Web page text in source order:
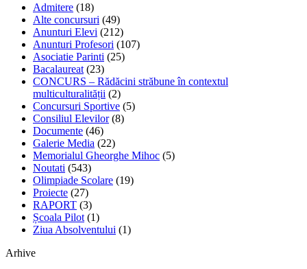
Admitere (18)
Alte concursuri (49)
Anunturi Elevi (212)
Anunturi Profesori (107)
Asociatie Parinti (25)
Bacalaureat (23)
CONCURS – Rădăcini străbune în contextul
multiculturalității (2)
Concursuri Sportive (5)
Consiliul Elevilor(8)
Documente (46)
Galerie Media (22)
Memorialul Gheorghe Mihoc (5)
Noutati (543)
Olimpiade Scolare (19)
Proiecte (27)
RAPORT (3)
Școala Pilot (1)
Ziua Absolventului (1)
Arhive